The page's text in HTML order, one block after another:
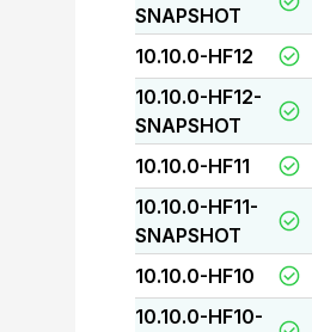
SNAPSHOT
10.10.0-HF12
10.10.0-HF12-
SNAPSHOT
10.10.0-HF11
10.10.0-HF11-
SNAPSHOT
10.10.0-HF10
10.10.0-HF10-